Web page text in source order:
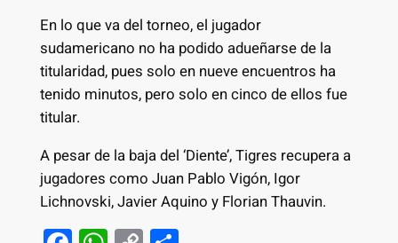
En lo que va del torneo, el jugador
sudamericano no ha podido adueñarse de la
titularidad, pues solo en nueve encuentros ha
tenido minutos, pero solo en cinco de ellos fue
titular.
A pesar de la baja del ‘Diente’, Tigres recupera a
jugadores como Juan Pablo Vigón, Igor
Lichnovski, Javier Aquino y Florian Thauvin.